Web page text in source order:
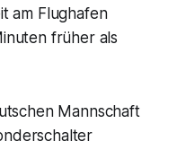
am Flughafen
früher als
Mannschaft